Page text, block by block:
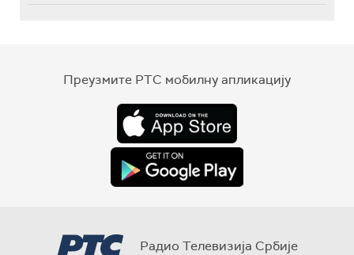
Преузмите РТС мобилну апликацију
Радио Телевизија Србије